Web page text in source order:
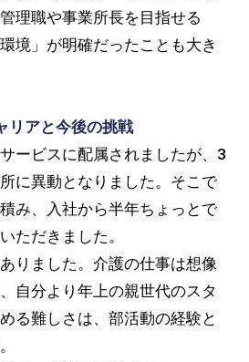
理職や事業所長を目指せる
境」が明確だったことも大き
リアと今後の挑戦
ービスに配属されましたが、3
に異動となりました。そこで
み、入社から半年ちょっとで
ただきました。
りました。介護の仕事は想像
自分より年上の親世代のスタ
る難しさは、部活動の経験と